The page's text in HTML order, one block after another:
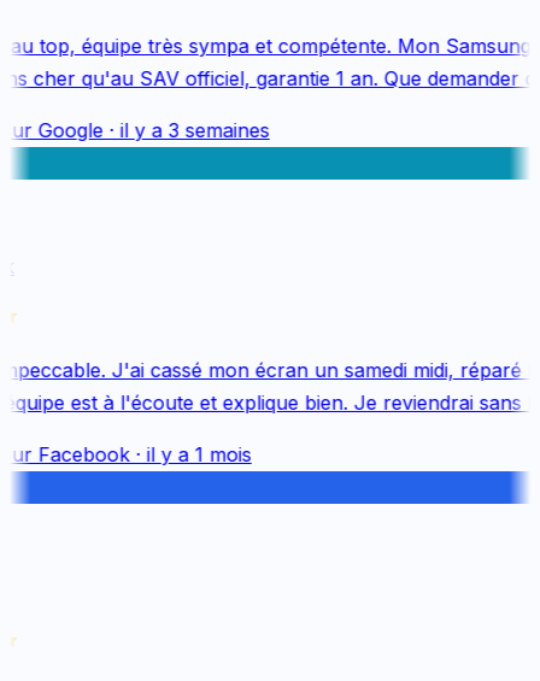
top, équipe très sympa et compétente. Mon Samsung
cher qu'au SAV officiel, garantie 1 an. Que demander
Google· il y a 3 semaines
J'ai cassé mon écran un samedi midi, réparé le
est à l'écoute et explique bien. Je reviendrai sans
Facebook· il y a 1 mois